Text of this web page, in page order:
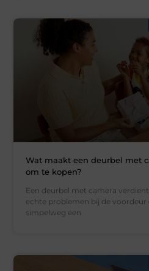
Wat maakt een deurbel met
om te kopen?
Een deurbel met camera
echte problemen bij de voordeur
simpelweg een